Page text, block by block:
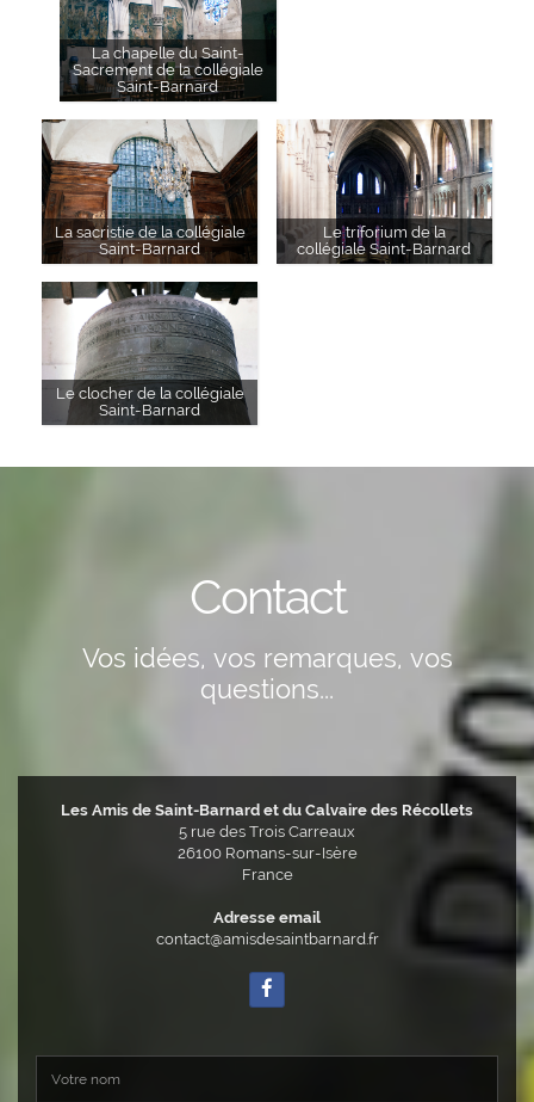
La chapelle du Saint-
Sacrement de la collégiale
Saint-Barnard
La sacristie de la collégiale
Saint-Barnard
Le triforium de la
collégiale Saint-Barnard
Le clocher de la collégiale
Saint-Barnard
Contact
Vos idées, vos remarques, vos
questions...
Les Amis de Saint-Barnard et du Calvaire des Récollets
5 rue des Trois Carreaux
26100 Romans-sur-Isère
France
Adresse email
contact@amisdesaintbarnard.fr